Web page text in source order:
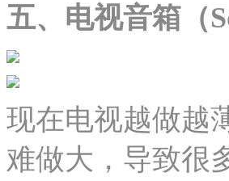
五、电视音箱（
现在电视越做越
难做大，导致很